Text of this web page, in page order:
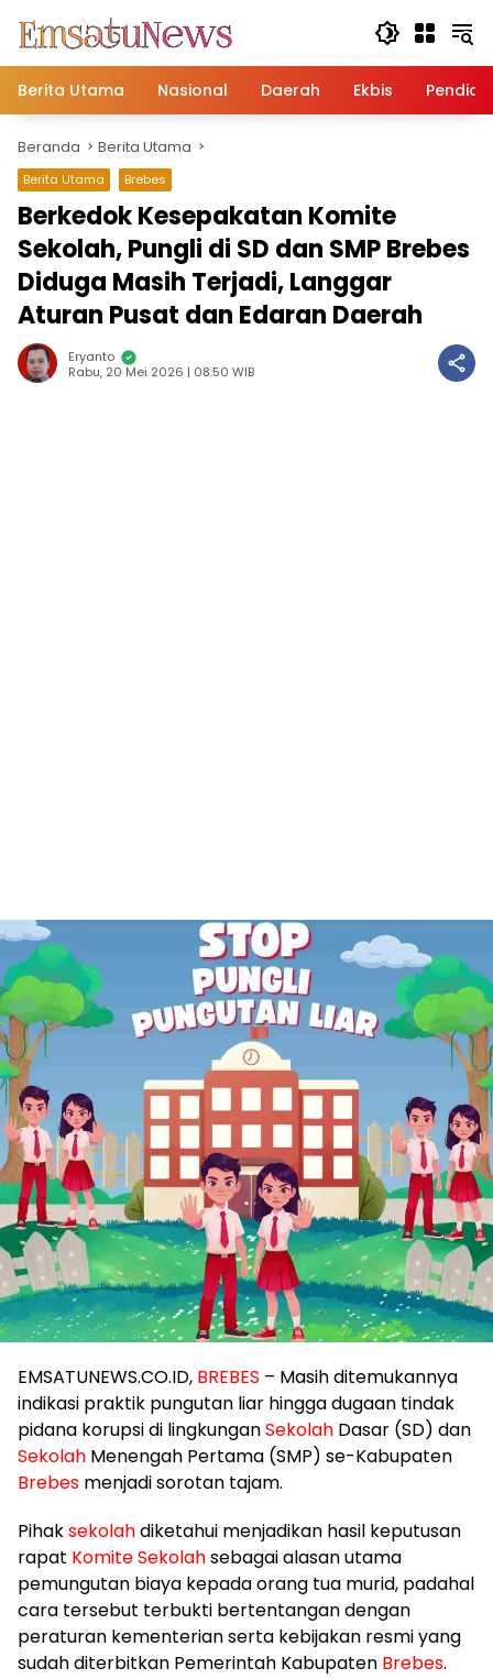
konten
Berita Utama
Nasional Daerah Ekbis
Beranda Berita Utama
Berita Utama Brebes
Berkedok Kesepakatan Komite
Sekolah, Pungli di SD dan SMP Brebes
Diduga Masih Terjadi, Langgar
Aturan Pusat dan Edaran Daerah
Eryanto
Rabu, 20 Mei 2026 | 08:50 WIB
EMSATUNEWS.CO.ID, BREBES – Masih ditemukannya
indikasi praktik pungutan liar hingga dugaan tindak
pidana korupsi di lingkunganSekolah Dasar (SD) dan
Sekolah Menengah Pertama (SMP) se-Kabupaten
Brebes menjadi sorotan tajam.
Pihaksekolahdiketahui menjadikan hasil keputusan
rapat KomiteSekolahsebagai alasan utama
pemungutan biaya kepada orang tua murid, padahal
cara tersebut terbukti bertentangan dengan
peraturan kementerian serta kebijakan resmi yang
sudah diterbitkan Pemerintah Kabupaten Brebes.